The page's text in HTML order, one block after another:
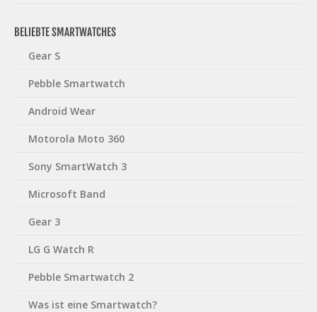
BELIEBTE SMARTWATCHES
Gear S
Pebble Smartwatch
Android Wear
Motorola Moto 360
Sony SmartWatch 3
Microsoft Band
Gear 3
LG G Watch R
Pebble Smartwatch 2
Was ist eine Smartwatch?